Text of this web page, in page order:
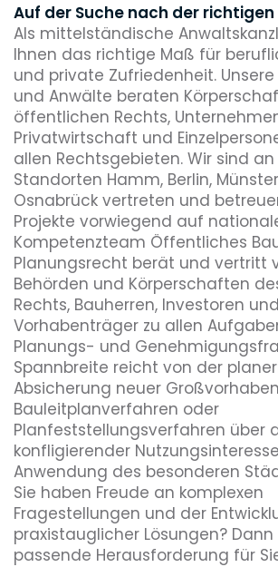
Auf der Suche nach der richtigen
Als mittelständische
Ihnen das richtige Maß für
und private Zufriedenheit.
und Anwälte beraten
öffentlichen Rechts,
Privatwirtschaft und
allen Rechtsgebieten. Wir sind
Standorten Hamm, Berlin,
Osnabrück vertreten und
Projekte vorwiegend auf
Kompetenzteam Öffentliches
Planungsrecht berät und vertritt
Behörden und Körperschaften
Rechts, Bauherren, Investoren und
Vorhabenträger zu allen
Planungs- und
Spannbreite reicht von der
Absicherung neuer
Bauleitplanverfahren oder
Planfeststellungsverfahren über
konfligierender
Anwendung des besonderen
Sie haben Freude an komplexen
Fragestellungen und der
praxistauglicher Lösungen?
passende Herausforderung für